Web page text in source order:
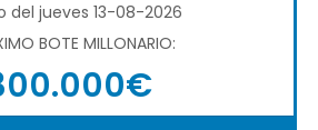
del jueves 13-08-2026
BOTE MILLONARIO: